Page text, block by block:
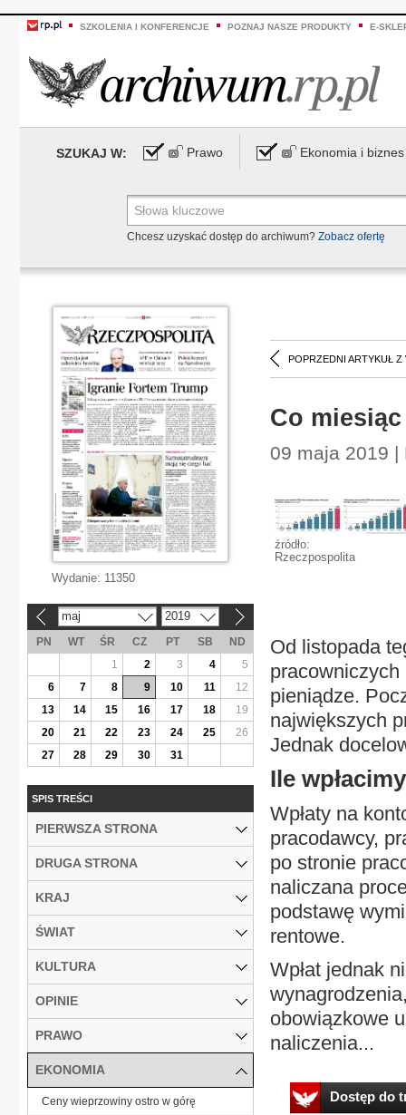
SZKOLENIA I KONFERENCJE POZNAJ NASZE PRODUKTY E-
SZUKAJ W: Prawo Ekonomia i biznes
Chcesz uzyskać dostęp do archiwum? Zobacz ofertę
POPRZEDNI ARTYKUŁ Z
Co
09 maja 2019 |
źródło:
Rzeczpospolita
Od listopada
pracowniczych
pieniądze.
największych
Jednak
Ile wpłacimy
Wpłaty na
pracodawcy,
po stronie
naliczana
podstawę
rentowe.
Wpłat jednak
obowiązkowe
naliczenia...
Dostęp do
Wydanie: 11350
maj 2019
PN WT ŚR CZ PT SB
ND
1
2 3 4
5
6
7 8 9 10 11
12
13
14 15 16 17 18
19
20
21 22 23 24 25
26
27
28 29 30 31
SPIS TREŚCI
PIERWSZA STRONA
DRUGA STRONA
KRAJ
ŚWIAT
KULTURA
OPINIE
PRAWO
EKONOMIA
Ceny wieprzowiny ostro w górę